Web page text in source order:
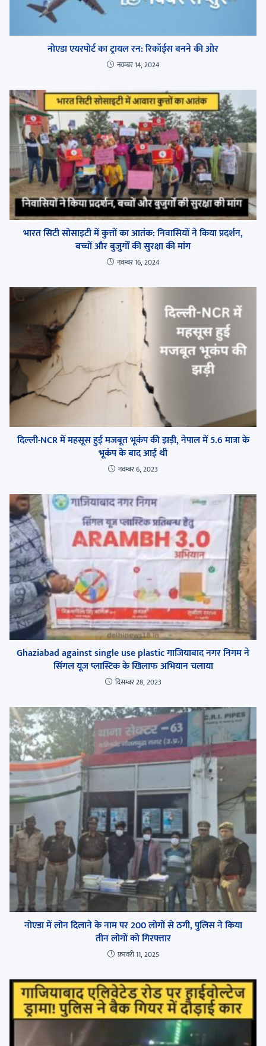
नोएडा एयरपोर्ट का ट्रायल रन: रिकॉर्ड्स बनने की ओर
नवम्बर 14, 2024
भारत सिटी सोसाइटी में कुत्तों का आतंक: निवासियों ने किया प्रदर्शन,
बच्चों और बुजुर्गों की सुरक्षा की मांग
नवम्बर 16, 2024
दिल्ली-NCR में महसूस हुई मजबूत भूकंप की झड़ी, नेपाल में 5.6 मात्रा के
भूकंप के बाद आई थी
नवम्बर 6, 2023
Ghaziabad against single use plastic गाजियाबाद नगर निगम ने
सिंगल यूज प्लास्टिक के खिलाफ अभियान चलाया
दिसम्बर 28, 2023
नोएडा में लोन दिलाने के नाम पर 200 लोगों से ठगी, पुलिस ने किया
तीन लोगों को गिरफ्तार
फ़रवरी 11, 2025